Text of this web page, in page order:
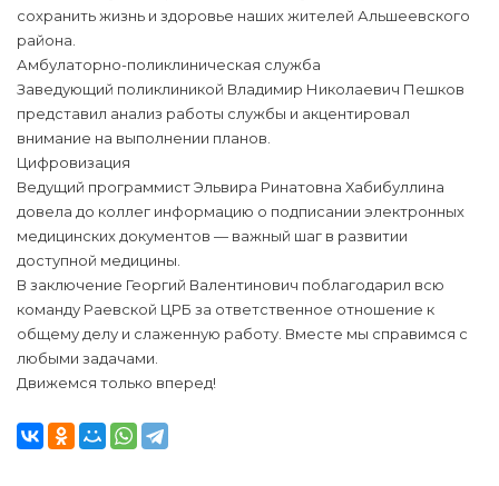
сохранить жизнь и здоровье наших жителей Альшеевского
района.
Амбулаторно-поликлиническая служба
Заведующий поликлиникой Владимир Николаевич Пешков
представил анализ работы службы и акцентировал
внимание на выполнении планов.
Цифровизация
Ведущий программист Эльвира Ринатовна Хабибуллина
довела до коллег информацию о подписании электронных
медицинских документов — важный шаг в развитии
доступной медицины.
В заключение Георгий Валентинович поблагодарил всю
команду Раевской ЦРБ за ответственное отношение к
общему делу и слаженную работу. Вместе мы справимся с
любыми задачами.
Движемся только вперед!